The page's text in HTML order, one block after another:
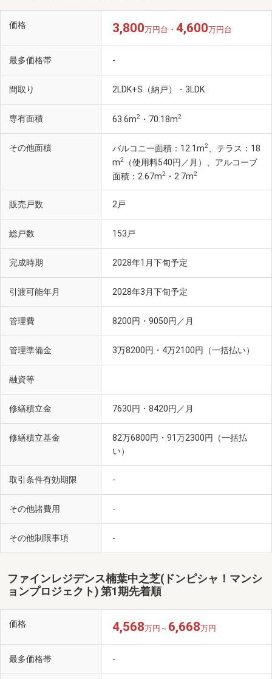
価格 3,800万円台・ 4,600万円台
最多価格帯 -
間取り 2LDK+S（納戸）・3LDK
専有面積 63.6m2 ・70.18m2
その他面積 バルコニー面積：12.1m2
、テラス：18
m2
（使用料540円／月）、アルコーブ
面積：2.67m2 ・2.7m2
販売戸数 2戸
総戸数 153戸
完成時期 2028年1月下旬予定
引渡可能年月 2028年3月下旬予定
管理費 8200円・9050円／月
管理準備金 3万8200円・4万2100円（一括払い）
融資等
修繕積立金 7630円・8420円／月
修繕積立基金
82万6800円・91万2300円（一括払
い）
取引条件有効期限 -
その他諸費用 -
その他制限事項 -
ファインレジデンス楠葉中之芝(ドンピシャ！マンシ
ョンプロジェクト) 第1期先着順
価格 4,568万円～ 6,668万円
最多価格帯 -